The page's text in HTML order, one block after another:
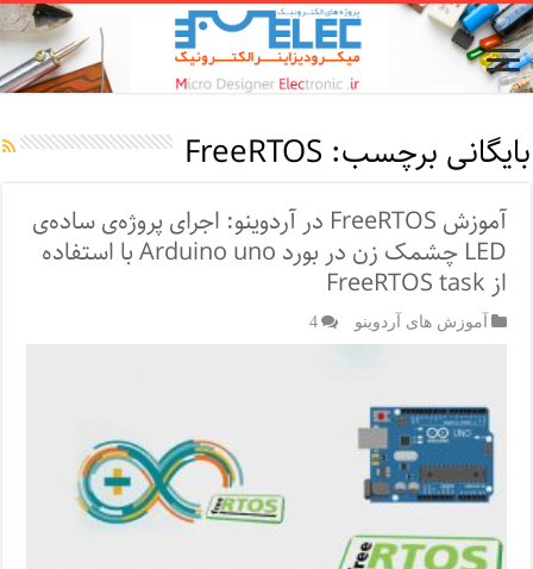
بایگانی برچسب: FreeRTOS
آموزش FreeRTOS در آردوینو: اجرای پروژه‌ی ساده‌ی
LED چشمک زن در بورد Arduino uno با استفاده
از FreeRTOS task
آموزش های آردوینو 4